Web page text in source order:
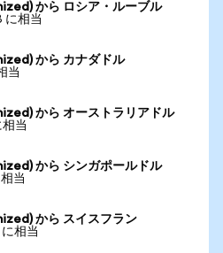
から ロシア・ルーブル
に相当
から カナダドル
当
から オーストラリアドル
当
から シンガポールドル
当
から スイスフラン
相当